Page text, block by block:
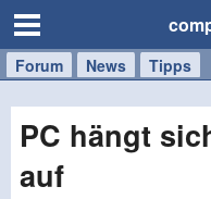
Forum News Tipps
Handy
Tablet
Windows
Mac
PC hängt
auf